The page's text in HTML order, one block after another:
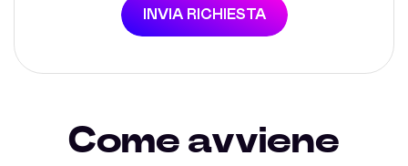
INVIA RICHIESTA
Come avviene